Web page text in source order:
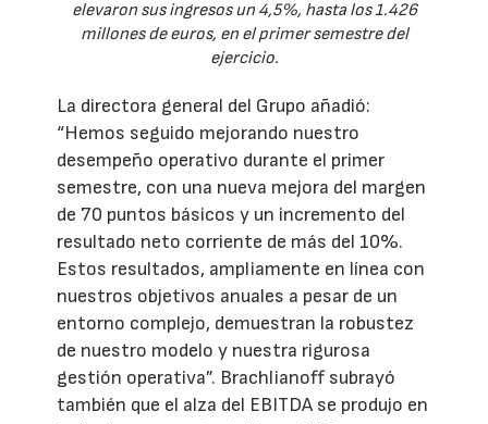
elevaron sus ingresos un 4,5%, hasta los 1.426
millones de euros, en el primer semestre del
ejercicio.
La directora general del Grupo añadió:
“Hemos seguido mejorando nuestro
desempeño operativo durante el primer
semestre, con una nueva mejora del margen
de 70 puntos básicos y un incremento del
resultado neto corriente de más del 10%.
Estos resultados, ampliamente en línea con
nuestros objetivos anuales a pesar de un
entorno complejo, demuestran la robustez
de nuestro modelo y nuestra rigurosa
gestión operativa”. Brachlianoff subrayó
también que el alza del EBITDA se produjo en